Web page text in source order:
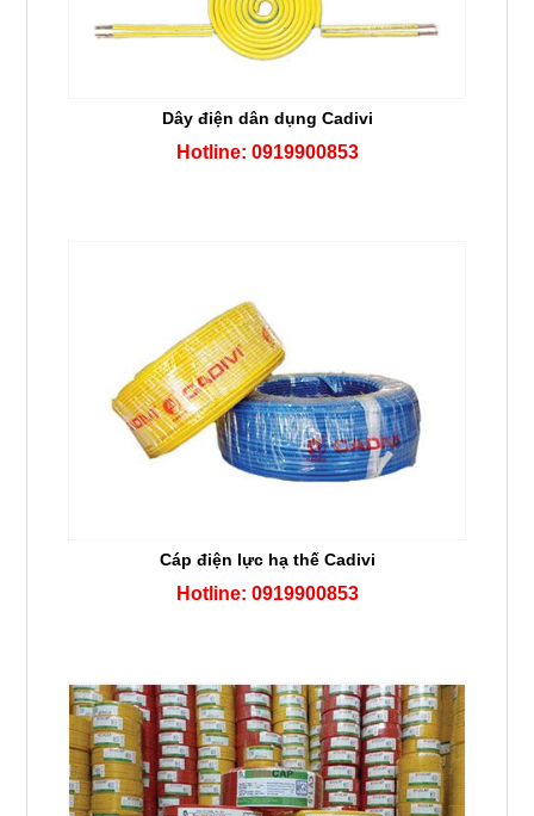
Dây điện dân dụng Cadivi
Hotline: 0919900853
Cáp điện lực hạ thế Cadivi
Hotline: 0919900853